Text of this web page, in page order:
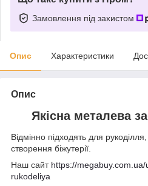
Замовлення під захистом
Опис Характеристики
Опис
Якісна металева
Відмінно підходять для
створення біжутерії.
Наш сайт https://
rukodeliya